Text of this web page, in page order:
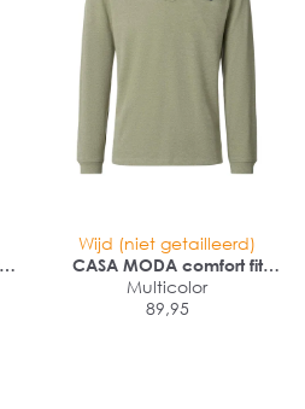
Wijd (niet getailleerd)
CASA MODA comfort fit
heren polo lange mouw
Multicolor
89,95